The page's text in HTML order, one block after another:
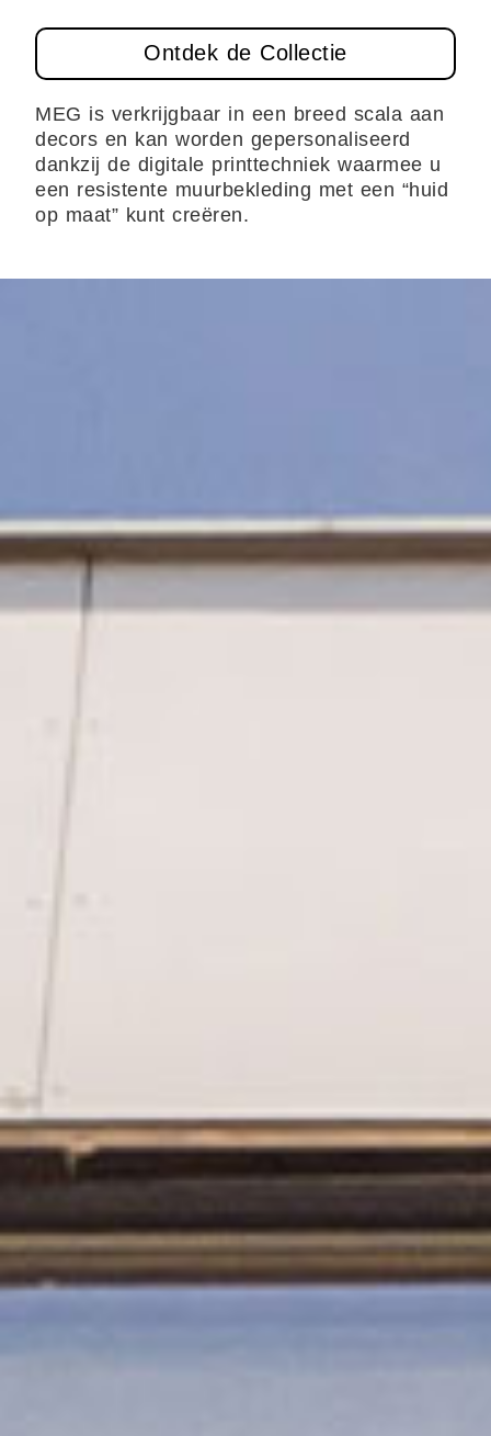
Ontdek de Collectie
MEG is verkrijgbaar in een breed scala aan
decors en kan worden gepersonaliseerd
dankzij de digitale printtechniek waarmee u
een resistente muurbekleding met een “huid
op maat” kunt creëren.